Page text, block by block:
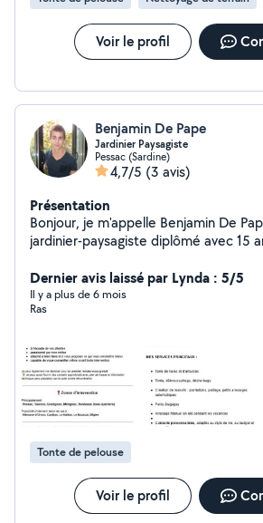
Voir le profil
Benjamin De Pape
Jardinier Paysagiste
Pessac (Sardine)
4,7/5 (3 avis)
Présentation
Bonjour, je m'appelle Benjamin De
jardinier-paysagiste diplômé avec 15
création de massifs, - Arrosage
élagages - Conseils personnalisés. Équipé, sérieux,
passionné. Premier diagnostic gratuit Porte ouverte
du lundi au samedi. + D'INFO DANS MES PHOTOS ️ Je
propose aussi la location d'outils pour vos travaux: ️ -
Perforateur à percussion Hilti -
Dexter - Disqueuse AEG - Scie
sauteuse Bosch - Taille-haies filaire
taille-haie pour Art-topiaire Bosch à
Compresseur Mecafer 27L 8 Bar -
avec sangle - Rouleau à gazon - Brouette Matériel fiable,
prêt à l'emploi. Réponse rapide via AlloVoisin et
téléphone. + D'INFO DANS MES PHOTOS Benjamin De
Dernier avis laissé par Lynda : 5/5
Il y a plus de 6 mois
Ras
Tonte de pelouse
Voir le profil